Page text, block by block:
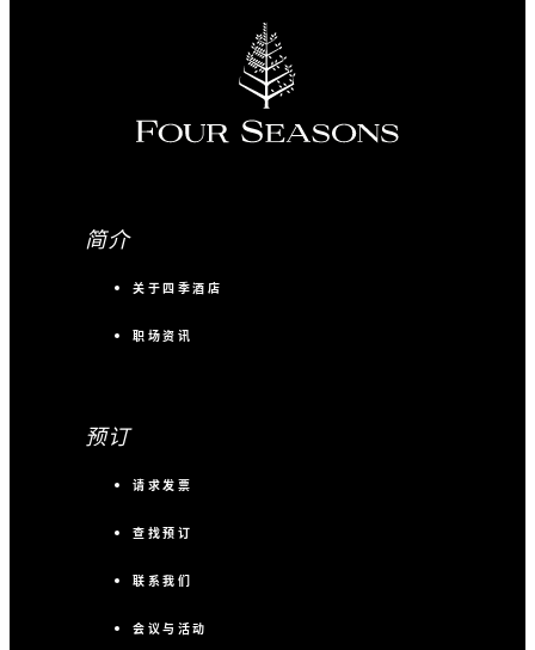
简介
关于四季酒店
职场资讯
预订
请求发票
查找预订
联系我们
会议与活动